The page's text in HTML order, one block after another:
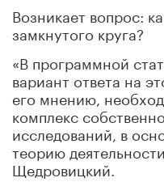
Возникает вопрос:
замкнутого круга?
«В программной
вариант ответа на
его мнению,
комплекс
исследований, в
теорию
Щедровицкий.